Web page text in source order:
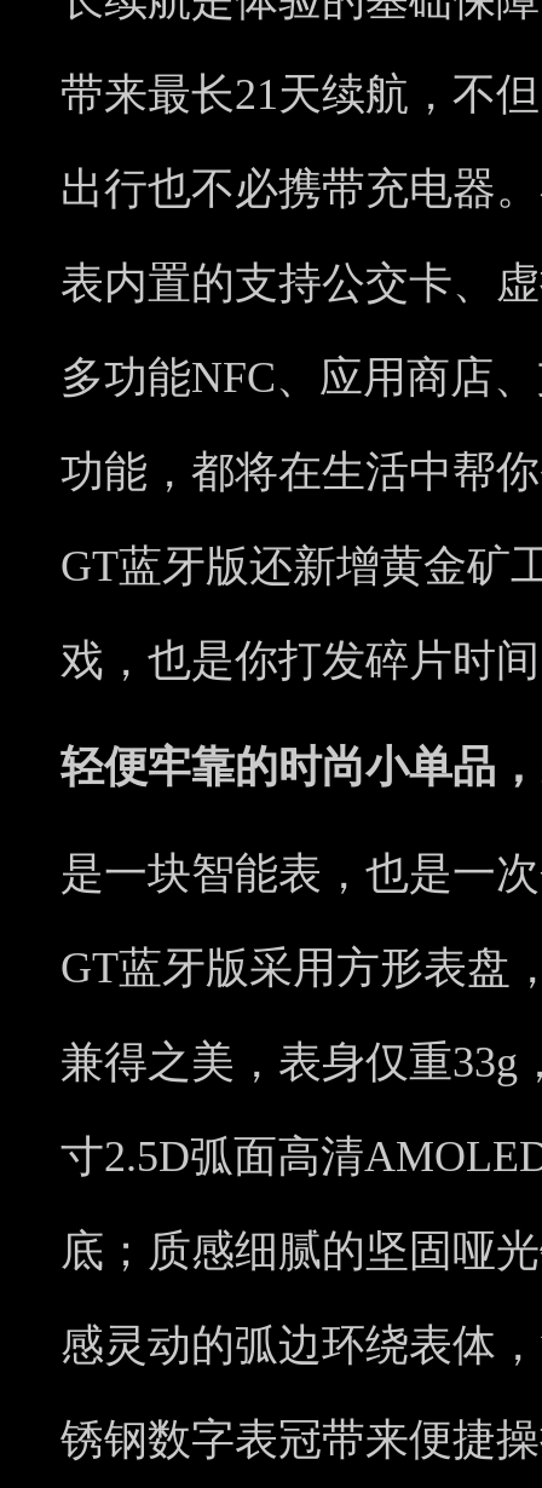
带来最长21天续航，不
出行也不必携带充电器
表内置的支持公交卡、
多功能NFC、应用商店
功能，都将在生活中帮
GT蓝牙版还新增黄金矿
戏，也是你打发碎片时
轻便牢靠的时尚小单品
是一块智能表，也是一
GT蓝牙版采用方形表盘
兼得之美，表身仅重33g
寸2.5D弧面高清
底；质感细腻的坚固哑
感灵动的弧边环绕表体
锈钢数字表冠带来便捷